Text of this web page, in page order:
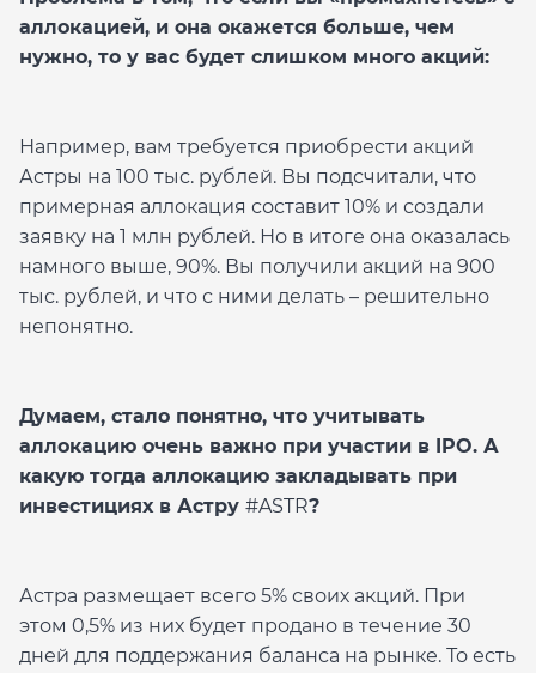
аллокацией, и она окажется больше, чем
нужно, то у вас будет слишком много акций:
Например, вам требуется приобрести акций
Астры на 100 тыс. рублей. Вы подсчитали, что
примерная аллокация составит 10% и создали
заявку на 1 млн рублей. Но в итоге она оказалась
намного выше, 90%. Вы получили акций на 900
тыс. рублей, и что с ними делать – решительно
непонятно.
Думаем, стало понятно, что учитывать
аллокацию очень важно при участии в IPO. А
какую тогда аллокацию закладывать при
инвестициях в Астру #ASTR?
Астра размещает всего 5% своих акций. При
этом 0,5% из них будет продано в течение 30
дней для поддержания баланса на рынке. То есть